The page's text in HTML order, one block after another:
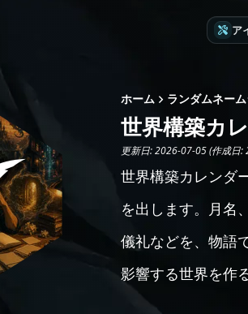
ア
ホーム ランダムネー
世界構築カ
更新日: 2026-07-05 (作成日:
世界構築カレンダ
を出します。月名
儀礼などを、物語
影響する世界を作